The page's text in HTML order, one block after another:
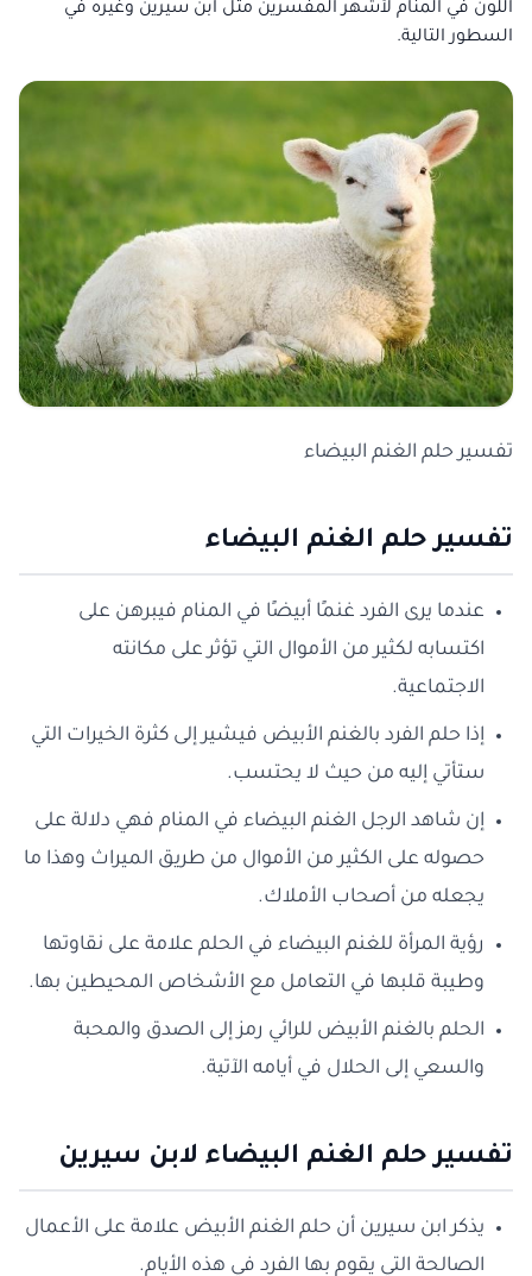
اللون في المنام لأشهر المفسرين مثل ابن سيرين وغيره في
السطور التالية.
تفسير حلم الغنم البيضاء
تفسير حلم الغنم البيضاء
عندما يرى الفرد غنمًا أبيضًا في المنام فيبرهن على
اكتسابه لكثير من الأموال التي تؤثر على مكانته
الاجتماعية.
إذا حلم الفرد بالغنم الأبيض فيشير إلى كثرة الخيرات التي
ستأتي إليه من حيث لا يحتسب.
إن شاهد الرجل الغنم البيضاء في المنام فهي دلالة على
حصوله على الكثير من الأموال من طريق الميراث وهذا ما
يجعله من أصحاب الأملاك.
رؤية المرأة للغنم البيضاء في الحلم علامة على نقاوتها
وطيبة قلبها في التعامل مع الأشخاص المحيطين بها.
الحلم بالغنم الأبيض للرائي رمز إلى الصدق والمحبة
والسعي إلى الحلال في أيامه الآتية.
تفسير حلم الغنم البيضاء لابن سيرين
يذكر ابن سيرين أن حلم الغنم الأبيض علامة على الأعمال
الصالحة التي يقوم بها الفرد في هذه الأيام.